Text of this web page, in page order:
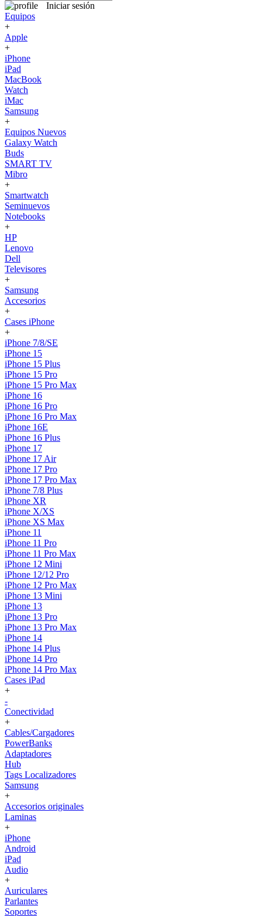
Iniciar sesión
Equipos
+
Apple
+
iPhone
iPad
MacBook
Watch
iMac
Samsung
+
Equipos Nuevos
Galaxy Watch
Buds
SMART TV
Mibro
+
Smartwatch
Seminuevos
Notebooks
+
HP
Lenovo
Dell
Televisores
+
Samsung
Accesorios
+
Cases iPhone
+
iPhone 7/8/SE
iPhone 15
iPhone 15 Plus
iPhone 15 Pro
iPhone 15 Pro Max
iPhone 16
iPhone 16 Pro
iPhone 16 Pro Max
iPhone 16E
iPhone 16 Plus
iPhone 17
iPhone 17 Air
iPhone 17 Pro
iPhone 17 Pro Max
iPhone 7/8 Plus
iPhone XR
iPhone X/XS
iPhone XS Max
iPhone 11
iPhone 11 Pro
iPhone 11 Pro Max
iPhone 12 Mini
iPhone 12/12 Pro
iPhone 12 Pro Max
iPhone 13 Mini
iPhone 13
iPhone 13 Pro
iPhone 13 Pro Max
iPhone 14
iPhone 14 Plus
iPhone 14 Pro
iPhone 14 Pro Max
Cases iPad
+
-
Conectividad
+
Cables/Cargadores
PowerBanks
Adaptadores
Hub
Tags Localizadores
Samsung
+
Accesorios originales
Laminas
+
iPhone
Android
iPad
Audio
+
Auriculares
Parlantes
Soportes